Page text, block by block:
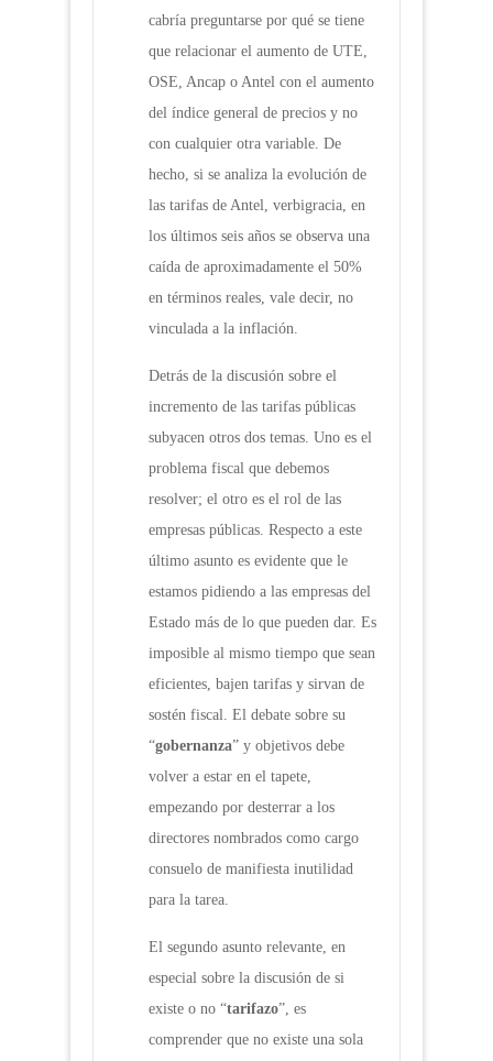
cabría preguntarse por qué se tiene
que relacionar el aumento de UTE,
OSE, Ancap o Antel con el aumento
del índice general de precios y no
con cualquier otra variable. De
hecho, si se analiza la evolución de
las tarifas de Antel, verbigracia, en
los últimos seis años se observa una
caída de aproximadamente el 50%
en términos reales, vale decir, no
vinculada a la inflación.
Detrás de la discusión sobre el
incremento de las tarifas públicas
subyacen otros dos temas. Uno es el
problema fiscal que debemos
resolver; el otro es el rol de las
empresas públicas. Respecto a este
último asunto es evidente que le
estamos pidiendo a las empresas del
Estado más de lo que pueden dar. Es
imposible al mismo tiempo que sean
eficientes, bajen tarifas y sirvan de
sostén fiscal. El debate sobre su
“gobernanza” y objetivos debe
volver a estar en el tapete,
empezando por desterrar a los
directores nombrados como cargo
consuelo de manifiesta inutilidad
para la tarea.
El segundo asunto relevante, en
especial sobre la discusión de si
existe o no “tarifazo”, es
comprender que no existe una sola